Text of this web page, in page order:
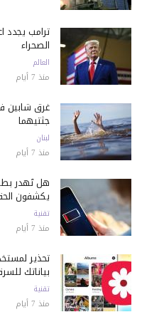
ترامب يجدد
الصحراء
العالم
منذ 7 أيام
غرق شابين
جثتيهما
لبنان
منذ 7 أيام
هل تُهدر
يكشفون
تقنية
منذ 7 أيام
تحذير
بياناتك
تقنية
منذ 7 أيام